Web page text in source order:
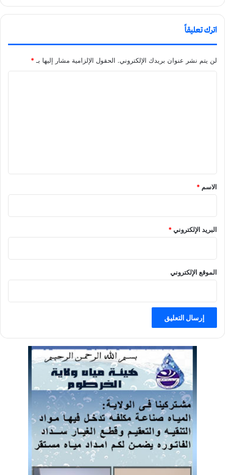
اترك تعليقاً
لن يتم نشر عنوان بريدك الإلكتروني. الحقول الإلزامية مشار إليها بـ*
الاسم *
البريد الإلكتروني*
الموقع الإلكتروني